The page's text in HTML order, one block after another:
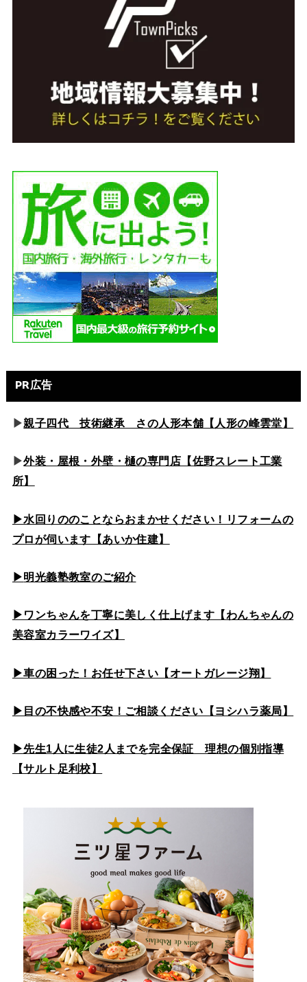
PR広告
▶親子四代 技術継承 さの人形本舗【人形の峰雲堂】
▶外装・屋根・外壁・樋の専門店【佐野スレート工業
所】
▶水回りののことならおまかせください！リフォームの
プロが伺います【あいか住建】
▶明光義塾教室のご紹介
▶ワンちゃんを丁寧に美しく仕上げます【わんちゃんの
美容室カラーワイズ】
▶車の困った！お任せ下さい【オートガレージ翔】
▶目の不快感や不安！ご相談ください【ヨシハラ薬局】
▶先生1人に生徒2人までを完全保証 理想の個別指導
【サルト足利校】